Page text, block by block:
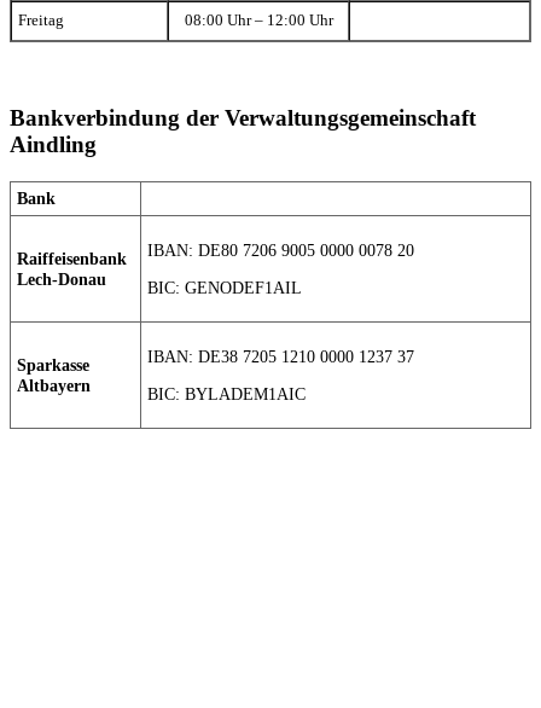
Freitag 08:00 Uhr – 12:00 Uhr
Bankverbindung der Verwaltungsgemeinschaft
Aindling
Bank
Raiffeisenbank
Lech-Donau
IBAN: DE80 7206 9005 0000 0078 20
BIC: GENODEF1AIL
Sparkasse
Altbayern
IBAN: DE38 7205 1210 0000 1237 37
BIC: BYLADEM1AIC